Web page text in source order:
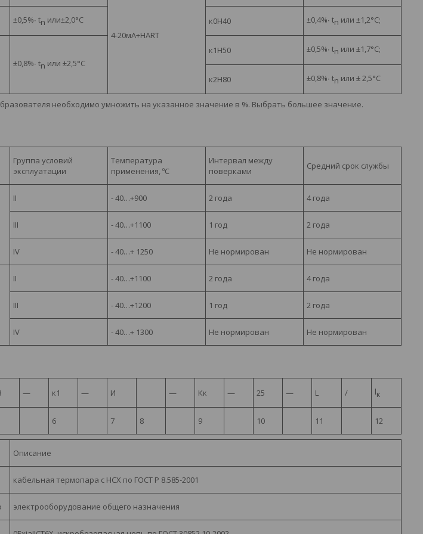
4-20мА+HART
±0,5%∙ tn или±2,0°С к0Н40 ±0,4%∙ tn или ±1,2°С;
±0,8%∙ tn или ±2,5°С
к1Н50 ±0,5%∙ tn или ±1,7°С;
к2Н80 ±0,8%∙ tn или ± 2,5°С
необходимо умножить на указанное значение в %. Выбрать большее значение.
Группа условий
эксплуатации
Температура
применения, ºС
Интервал между
поверками
Средний срок службы
II - 40…+900 2 года 4 года
III - 40…+1100 1 год 2 года
IV - 40…+ 1250 Не нормирован Не нормирован
II - 40…+1100 2 года 4 года
III - 40…+1200 1 год 2 года
IV - 40…+ 1300 Не нормирован Не нормирован
— к1 — И — Кк — 25 — L / lк
6 7 8 9 10 11 12
Описание
кабельная термопара с НСХ по ГОСТ Р 8.585-2001
электрооборудование общего назначения